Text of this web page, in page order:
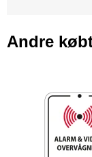
Andre